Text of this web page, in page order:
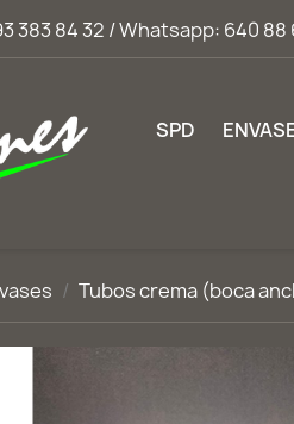
383 84 32 / Whatsapp: 640 88
SPD
Tubos crema (boca